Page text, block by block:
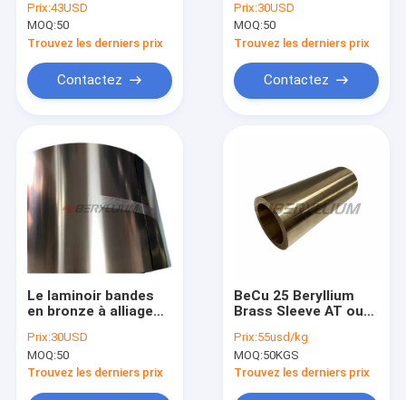
d'en cuivre de CuBe2
C17200 pour le
microcontact
Prix:43USD
MOQ:50
Trouvez les derniers prix
Contactez
béryllium de l'alliage
25
Prix:30USD
MOQ:50
Trouvez les derniers prix
Contactez
Le laminoir bandes
en bronze à alliage
State TM04 CuBe2 a
durci le cuivre
pendant des
Prix:30USD
MOQ:50
Trouvez les derniers prix
BeCu 25 Beryllium
Brass Sleeve AT ou
HRC Min Pour le
pétrole et le gaz
Prix:55usd/kg
MOQ:50KGS
Trouvez les derniers prix